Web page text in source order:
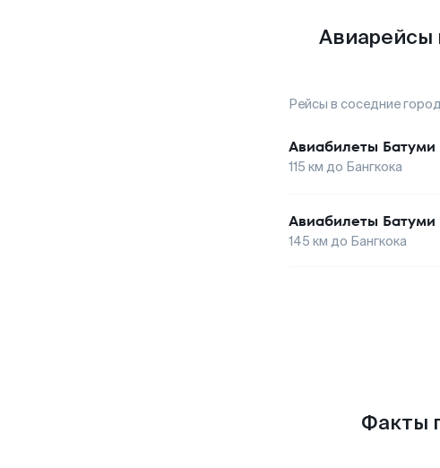
Авиарейсы
Рейсы в соседние
Авиабилеты Батуми
115 км до Бангкока
Авиабилеты Батуми
145 км до Бангкока
Факты